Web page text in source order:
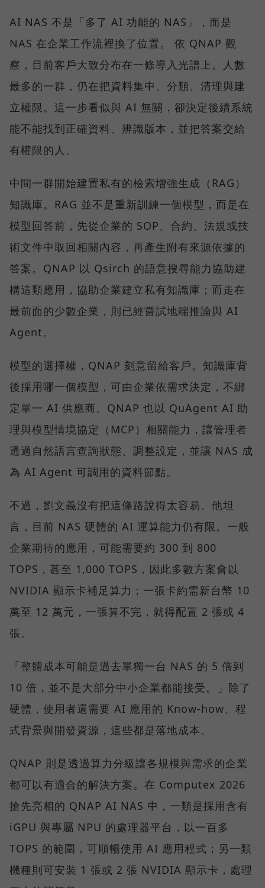
AI NAS 不是「多了 AI 功能的 NAS」，而是
NAS 在企業工作流裡換了位置。 依 QNAP 觀
察，目前客戶大致分布在一條導入光譜上。人數
最多的一群，仍在把資料集中、分類、清理與建
立權限。這一步看似與 AI 無關，卻決定後續系統
能不能找到正確資料、辨識版本，並把答案交給
有權限的人。
中間一群開始建置私有的檢索增強生成（RAG）
知識庫。RAG 並不是重新訓練一個模型，而是在
模型回答前，先從企業的 SOP、合約、法規或技
術文件中取回相關內容，再產生附有來源依據的
答案。QNAP 以 Qsirch 的語意搜尋能力協助建
構這類應用，協助企業建立私有知識庫；而走在
最前面的少數企業，則已經嘗試地端推論與 AI
Agent。
模型的選擇權，QNAP 刻意留給客戶。知識庫背
後採用哪一個模型，可由企業依需求決定，不綁
定單一 AI 供應商。QNAP 也以 QuAgent AI 助
理與模型情境協定（MCP）相關能力，讓管理者
透過自然語言查詢狀態、調整設定，並讓 NAS 成
為 AI Agent 可調用的資料節點。
不過，劉文義沒有把這條路說得太容易。他坦
言，目前 NAS 硬體的 AI 運算能力仍有限。一般
企業期待的應用，可能需要約 300 到 800
TOPS，甚至 1,000 TOPS，因此多數方案會以
NVIDIA 顯示卡補足算力；一張卡約需新台幣 10
萬至 12 萬元，一張算不完，就得配置 2 張或 4
張。
「整體成本可能是過去單獨一台 NAS 的 5 倍到
10 倍，並不是大部分中小企業都能接受。」除了
硬體，使用者還需要 AI 應用的 Know-how、程
式背景與開發資源，這些都是落地成本。
QNAP 則是透過算力分級讓各規模與需求的企業
都可以有適合的解決方案。在 Computex 2026
搶先亮相的 QNAP AI NAS 中，一類是採用含有
iGPU 與專屬 NPU 的處理器平台，以一百多
TOPS 的範圍，可順暢使用 AI 應用程式；另一類
機種則可安裝 1 張或 2 張 NVIDIA 顯示卡，處理